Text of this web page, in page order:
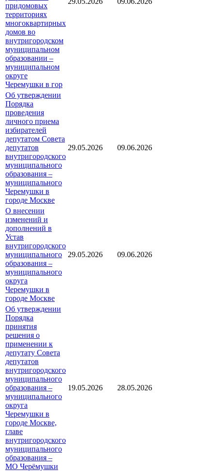
придомовых
территориях
многоквартирных
домов во
внутригородском
муниципальном
образовании –
муниципальном
округе
Черемушки в гор
Об утверждении
Порядка
проведения
личного приема
избирателей
депутатом Совета
депутатов
внутригородского
муниципального
образования –
муниципального
Черемушки в
городе Москве
29.05.2026 09.06.2026
О внесении
изменений и
дополнений в
Устав
внутригородского
муниципального
образования –
муниципального
округа
Черемушки в
городе Москве
29.05.2026 09.06.2026
Об утверждении
Порядка
принятия
решения о
применении к
депутату Совета
депутатов
внутригородского
муниципального
образования –
муниципального
округа
Черемушки в
городе Москве,
главе
внутригородского
муниципального
образования –
МО Черёмушки
19.05.2026 28.05.2026